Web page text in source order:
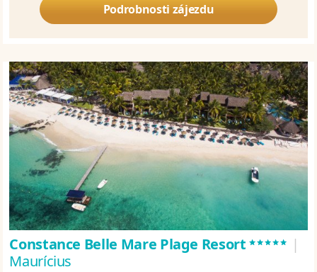
Podrobnosti zájezdu
Constance Belle Mare Plage Resort***** |
Maurícius